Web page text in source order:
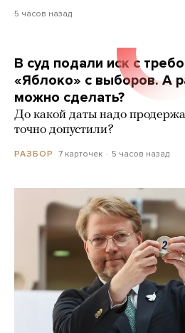
5 часов назад
В суд подали иск с
«Яблоко» с выборов. А
можно сделать?
До какой даты надо
точно допустили?
РАЗБОР 7 карточек 5 часов назад